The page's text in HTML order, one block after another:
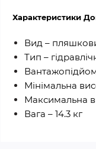
Характеристики
Вид –
Тип –
Мінімальна
Максимальна
Вага – 14.3 кг